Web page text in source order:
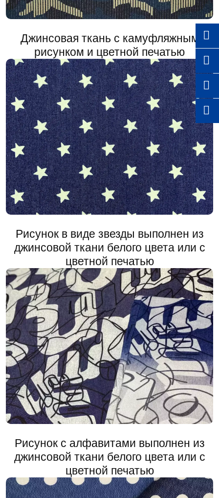




Джинсовая ткань с камуфляжным
рисунком и цветной печатью
Рисунок в виде звезды выполнен из
джинсовой ткани белого цвета или с
цветной печатью
Рисунок с алфавитами выполнен из
джинсовой ткани белого цвета или с
цветной печатью